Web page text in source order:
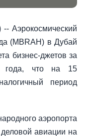
Аэрокосмический
(MBRAH) в Дубай
бизнес-джетов за
года, что на 15
период
аэропорта
авиации на